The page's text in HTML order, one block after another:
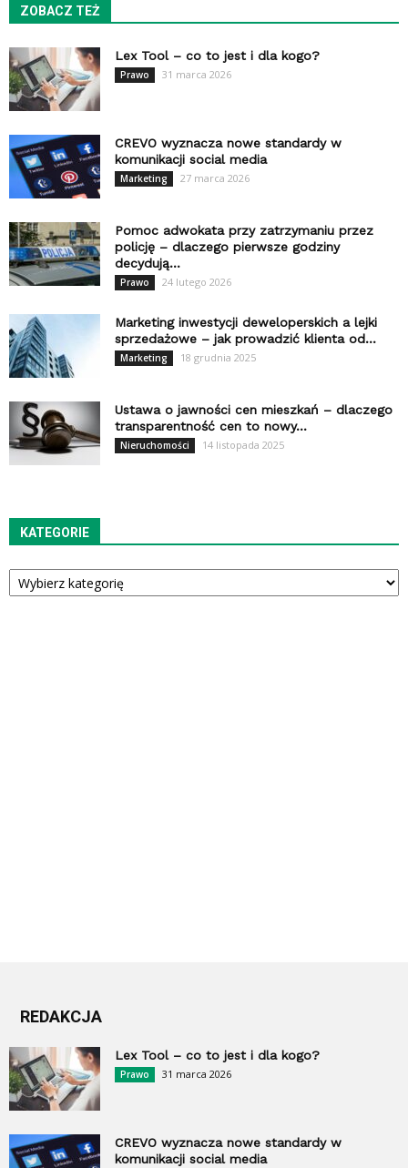
ZOBACZ TEŻ
Lex Tool – co to jest i dla kogo?
Prawo 31 marca 2026
CREVO wyznacza nowe standardy w
komunikacji social media
Marketing 27 marca 2026
Pomoc adwokata przy zatrzymaniu przez
policję – dlaczego pierwsze godziny
decydują...
Prawo 24 lutego 2026
Marketing inwestycji deweloperskich a lejki
sprzedażowe – jak prowadzić klienta od...
Marketing 18 grudnia 2025
Ustawa o jawności cen mieszkań – dlaczego
transparentność cen to nowy...
Nieruchomości 14 listopada 2025
KATEGORIE
Kategorie
REDAKCJA
Lex Tool – co to jest i dla kogo?
Prawo 31 marca 2026
CREVO wyznacza nowe standardy w
komunikacji social media